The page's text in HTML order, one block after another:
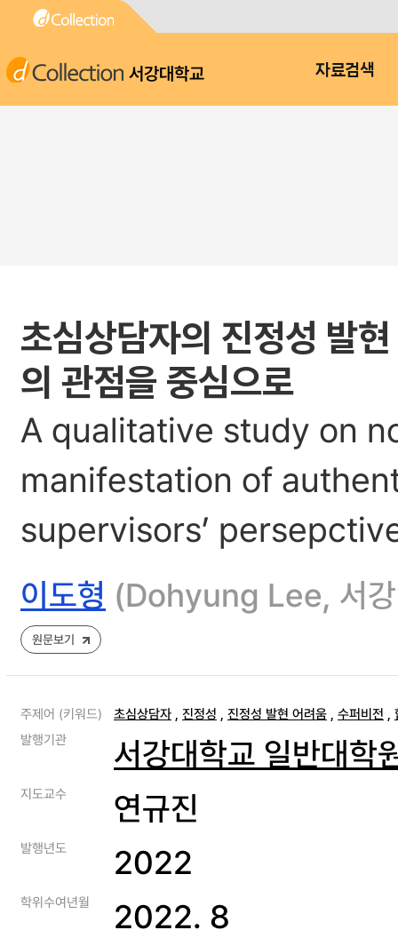
서강대학교 자료검색
초심상담자의 진정성 발
의 관점을 중심으로
A qualitative study on
manifestation of
supervisors’
이도형 (Dohyung Lee, 서
원문보기
주제어 (키워드) 초심상담자 , 진정성 , 진정성 발현 어려움 , 수퍼비전 ,
발행기관
서강대학교 일반대학
지도교수 연규진
발행년도 2022
학위수여년월 2022. 8